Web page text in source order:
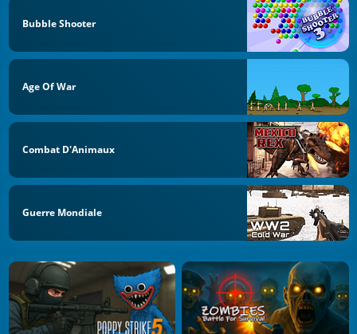
Bubble Shooter
Age Of War
Combat D'Animaux
Guerre Mondiale